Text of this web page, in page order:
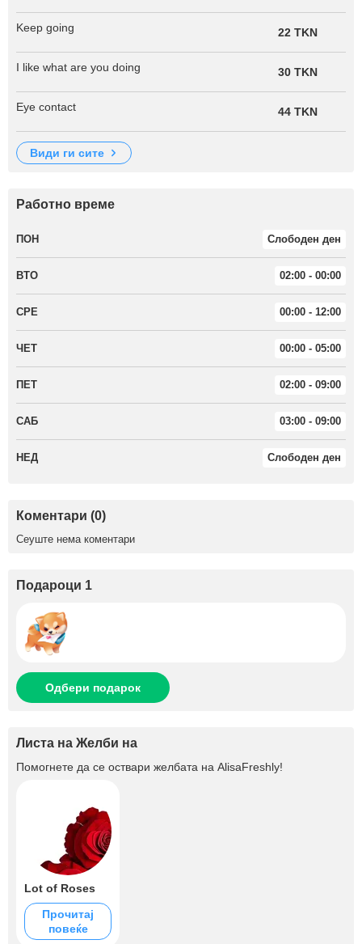
Keep going 22 TKN
I like what are you doing 30 TKN
Eye contact 44 TKN
види ги сите
Работно време
ПОН Слободен ден
ВТО 02:00 - 00:00
СРЕ 00:00 - 12:00
ЧЕТ 00:00 - 05:00
ПЕТ 02:00 - 09:00
САБ 03:00 - 09:00
НЕД Слободен ден
Коментари (0)
Сеуште нема коментари
Подароци 1
Одбери подарок
Листа на Желби на
Помогнете да се оствари желбата на AlisaFreshly!
Lot of Roses
Прочитај
повеќе